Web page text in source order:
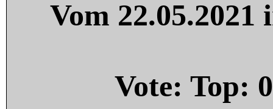
Vom
Vote: Top: 0